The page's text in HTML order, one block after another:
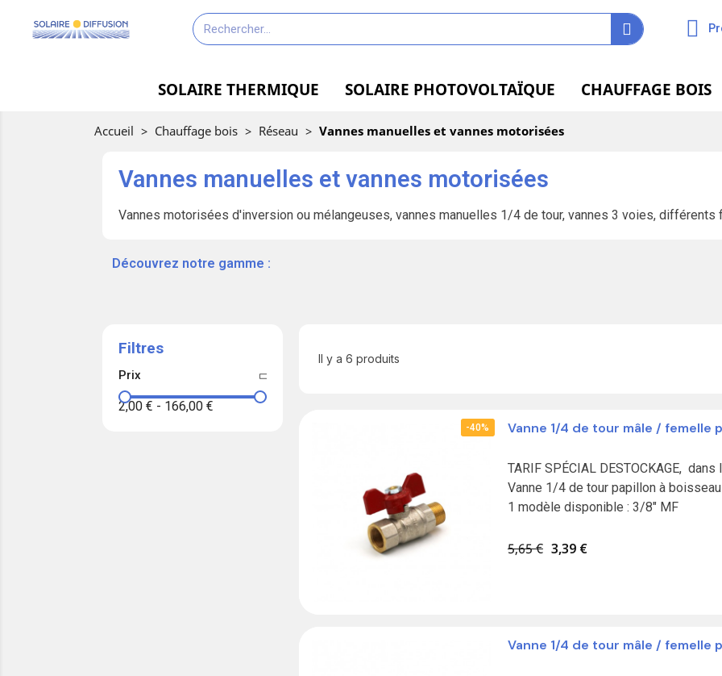
SOLAIRE THERMIQUE SOLAIRE PHOTOVOLTAÏQUE CHAUFFAGE BOIS
Accueil > Chauffage bois > Réseau > Vannes manuelles et vannes motorisées
Vannes manuelles et vannes motorisées
Vannes motorisées d'inversion ou mélangeuses, vannes manuelles 1/4 de tour, vannes 3 voies, différents
‎ ‎ ‎‎ ‎Découvrez notre gamme :
Filtres
Prix
2,00 € - 166,00 €
Il y a 6 produits
-40% Vanne 1/4 de tour mâle / femelle
TARIF SPÉCIAL DESTOCKAGE,
Vanne 1/4 de tour papillon à
1 modèle disponible : 3/8" MF
5,65 € 3,39 €
Vanne 1/4 de tour mâle / femelle